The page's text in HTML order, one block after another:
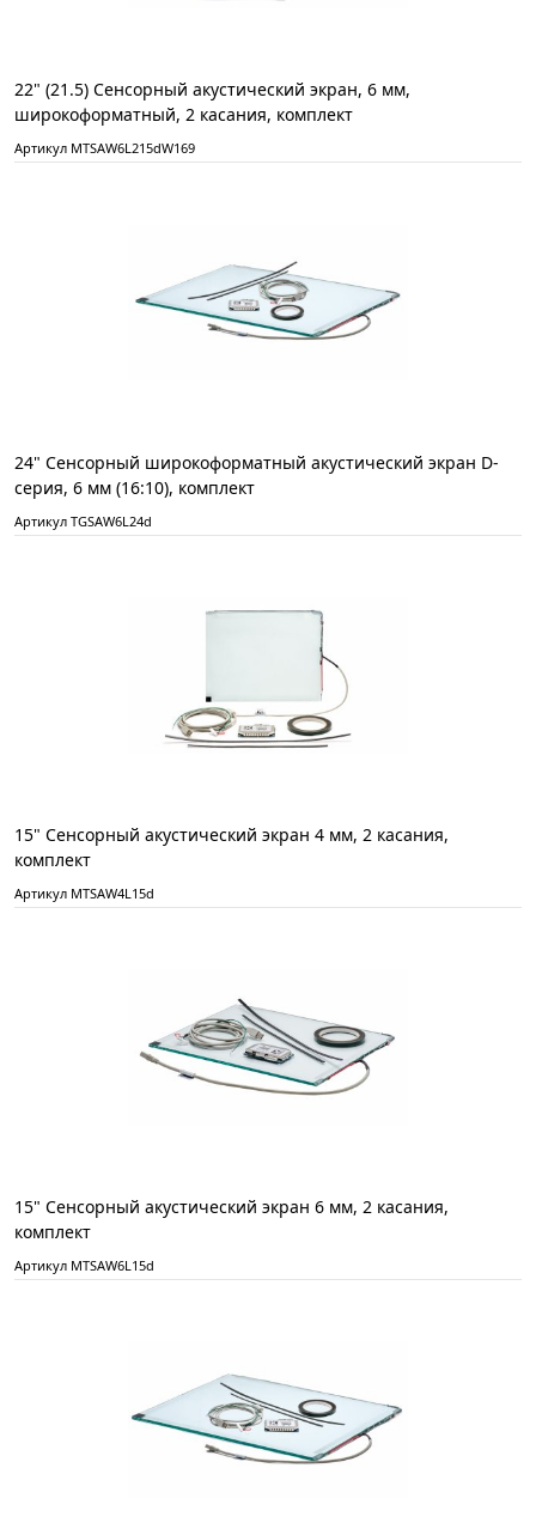
22" (21.5) Сенсорный акустический экран, 6 мм,
широкоформатный, 2 касания, комплект
Артикул MTSAW6L215dW169
24" Сенсорный широкоформатный акустический экран D-
серия, 6 мм (16:10), комплект
Артикул TGSAW6L24d
15" Сенсорный акустический экран 4 мм, 2 касания,
комплект
Артикул MTSAW4L15d
15" Сенсорный акустический экран 6 мм, 2 касания,
комплект
Артикул MTSAW6L15d